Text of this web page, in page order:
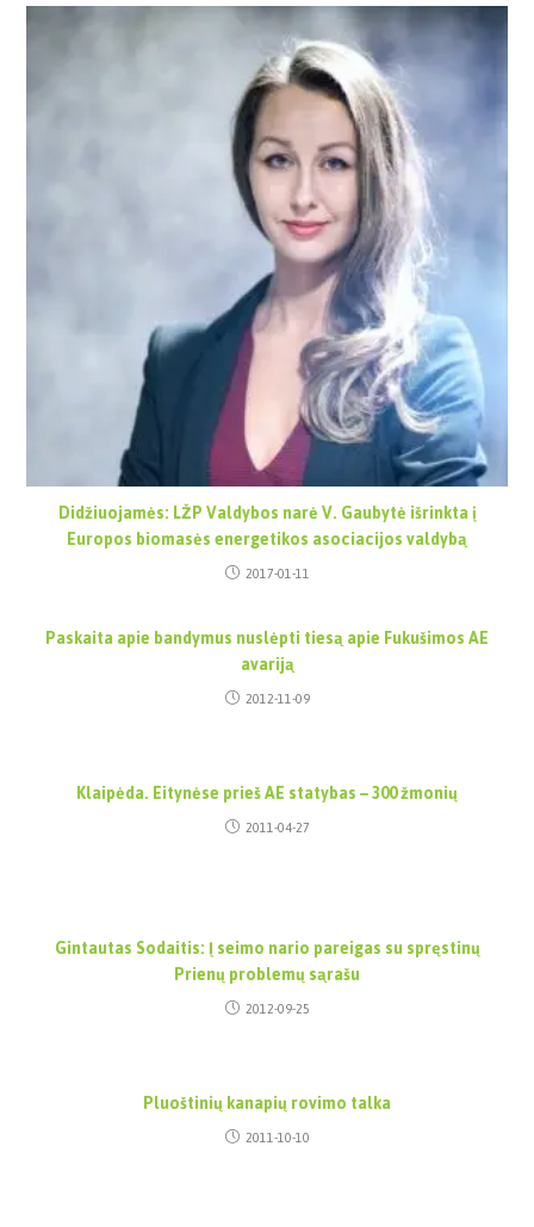
Didžiuojamės: LŽP Valdybos narė V. Gaubytė išrinkta į
Europos biomasės energetikos asociacijos valdybą
2017-01-11
Paskaita apie bandymus nuslėpti tiesą apie Fukušimos AE
avariją
2012-11-09
Klaipėda. Eitynėse prieš AE statybas – 300 žmonių
2011-04-27
Gintautas Sodaitis: Į seimo nario pareigas su spręstinų
Prienų problemų sąrašu
2012-09-25
Pluoštinių kanapių rovimo talka
2011-10-10